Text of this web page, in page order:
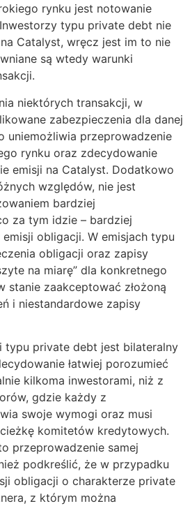
rynku jest notowanie
typu private debt nie
Catalyst, wręcz jest im to nie
są wtedy warunki
niektórych transakcji, w
zabezpieczenia dla danej
uniemożliwia przeprowadzenie
rynku oraz zdecydowanie
emisji na Catalyst. Dodatkowo
względów, nie jest
bardziej
za tym idzie – bardziej
obligacji. W emisjach typu
obligacji oraz zapisy
na miarę” dla konkretnego
stanie zaakceptować złożoną
i niestandardowe zapisy
typu private debt jest bilateralny
łatwiej porozumieć
kilkoma inwestorami, niż z
gdzie każdy z
swoje wymogi oraz musi
komitetów kredytowych.
przeprowadzenie samej
podkreślić, że w przypadku
obligacji o charakterze private
z którym można